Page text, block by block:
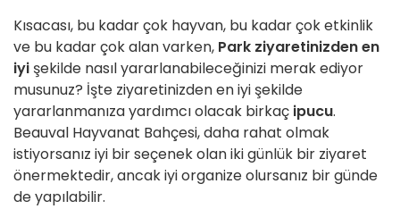
Kısacası, bu kadar çok hayvan, bu kadar çok etkinlik
ve bu kadar çok alan varken, Park ziyaretinizden en
iyi şekilde nasıl yararlanabileceğinizi merak ediyor
musunuz? İşte ziyaretinizden en iyi şekilde
yararlanmanıza yardımcı olacak birkaç ipucu.
Beauval Hayvanat Bahçesi, daha rahat olmak
istiyorsanız iyi bir seçenek olan iki günlük bir ziyaret
önermektedir, ancak iyi organize olursanız bir günde
de yapılabilir.